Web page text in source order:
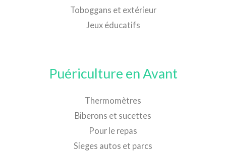
Toboggans et extérieur
Jeux éducatifs
Puériculture en Avant
Thermomètres
Biberons et sucettes
Pour le repas
Sieges autos et parcs